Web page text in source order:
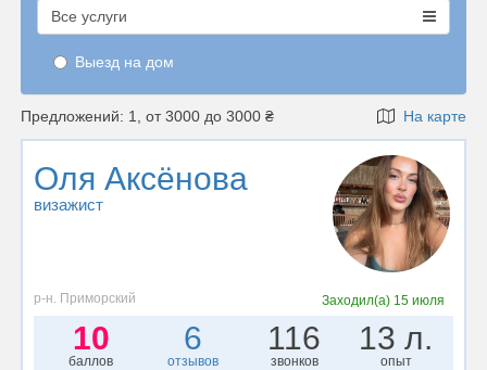
Все услуги
Выезд на дом
Предложений: 1, от 3000 до 3000 ₴ На карте
Оля Аксёнова
визажист
р-н. Приморский Заходил(а) 15 июля
10
баллов
6
отзывов
116
звонков
13 л.
опыт